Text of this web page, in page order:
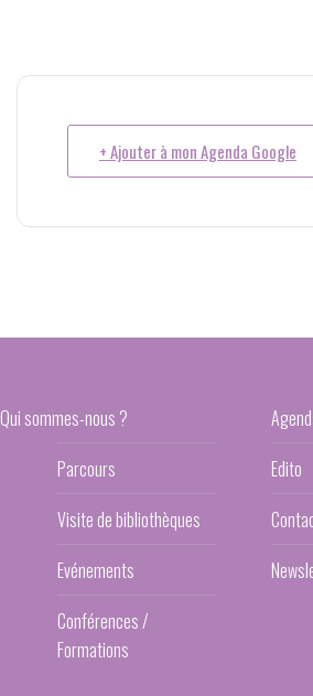
+ Ajouter à mon Agenda Google
Qui sommes-nous ?
Parcours
Visite de bibliothèques
Evénements
Conférences /
Formations
Edito